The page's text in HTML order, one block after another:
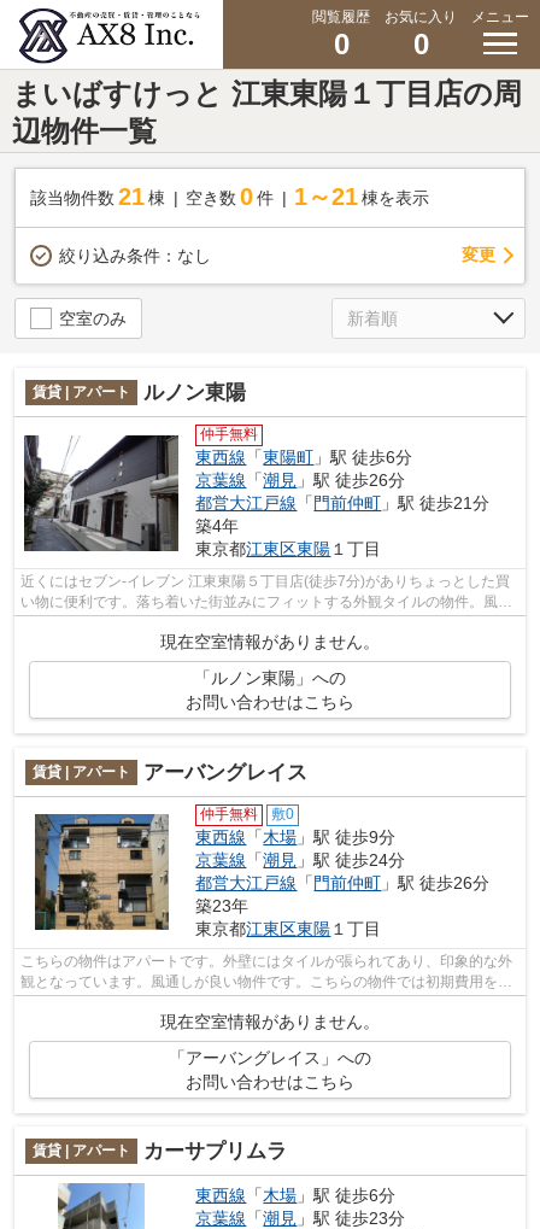
閲覧履歴
0
お気に入り
0
メニュー
まいばすけっと 江東東陽１丁目店の周
辺物件一覧
該当物件数 21棟 空き数 0 件 1～21 棟を表示
絞り込み条件： なし 変更
空室のみ
賃貸 | アパート ルノン東陽
仲手無料
東西線 「東陽町 」駅 徒歩6分
京葉線 「潮見 」駅 徒歩26分
都営大江戸線 「 門前仲町 」駅 徒歩21分
築4年
東京都江東区東陽 １丁目
近くにはセブン-イレブン 江東東陽５丁目店(徒歩7分)がありちょっとした買
い物に便利です。落ち着いた街並みにフィットする外観タイルの物件。風通
現在空室情報がありません。
「ルノン東陽」への
お問い合わせはこちら
賃貸 | アパート アーバングレイス
仲手無料 敷0
東西線 「木場 」駅 徒歩9分
京葉線 「潮見 」駅 徒歩24分
都営大江戸線 「 門前仲町 」駅 徒歩26分
築23年
東京都江東区東陽 １丁目
こちらの物件はアパートです。外壁にはタイルが張られてあり、印象的な外
観となっています。風通しが良い物件です。こちらの物件では初期費用をカ
ードでお支払いいただけます。東西線...
現在空室情報がありません。
「アーバングレイス」への
お問い合わせはこちら
賃貸 | アパート カーサプリムラ
東西線 「木場 」駅 徒歩6分
京葉線 「潮見 」駅 徒歩23分